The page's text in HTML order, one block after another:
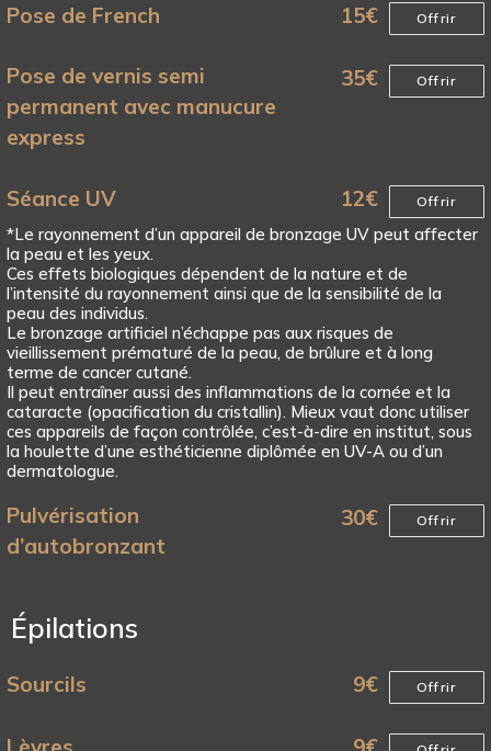
Pose de French 15€ Offrir
Pose de vernis semi
permanent avec manucure
express
35€ Offrir
Séance UV 12€ Offrir
*Le rayonnement d’un appareil de bronzage UV peut affecter
la peau et les yeux.
Ces effets biologiques dépendent de la nature et de
l’intensité du rayonnement ainsi que de la sensibilité de la
peau des individus.
Le bronzage artificiel n’échappe pas aux risques de
vieillissement prématuré de la peau, de brûlure et à long
terme de cancer cutané.
Il peut entraîner aussi des inflammations de la cornée et la
cataracte (opacification du cristallin). Mieux vaut donc utiliser
ces appareils de façon contrôlée, c’est-à-dire en institut, sous
la houlette d’une esthéticienne diplômée en UV-A ou d’un
dermatologue.
Pulvérisation
d’autobronzant
30€ Offrir
Épilations
Sourcils 9€ Offrir